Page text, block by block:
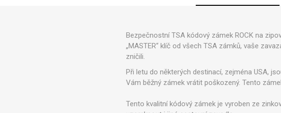
Půjčovna kufrů
Bezpečnostní TSA kódový zámek ROCK na
„MASTER“ klíč od všech TSA zámků, vaše
zničili.
Při letu do některých destinací, zejména USA,
Vám běžný zámek vrátit poškozený. Tento
Tento kvalitní kódový zámek je vyroben ze